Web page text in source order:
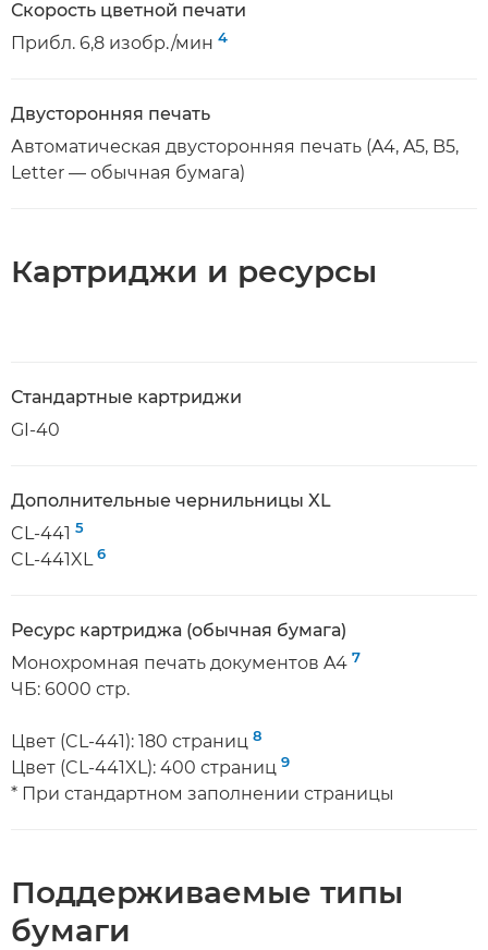
Скорость цветной печати
Прибл. 6,8 изобр./мин 4
Двусторонняя печать
Автоматическая двусторонняя печать (A4, A5, B5,
Letter — обычная бумага)
Картриджи и ресурсы
Стандартные картриджи
GI-40
Дополнительные чернильницы XL
CL-441 5
CL-441XL6
Ресурс картриджа (обычная бумага)
Монохромная печать документов A4 7
ЧБ: 6000 стр.
Цвет (CL-441): 180 страниц 8
Цвет (CL-441XL): 400 страниц 9
* При стандартном заполнении страницы
Поддерживаемые типы
бумаги